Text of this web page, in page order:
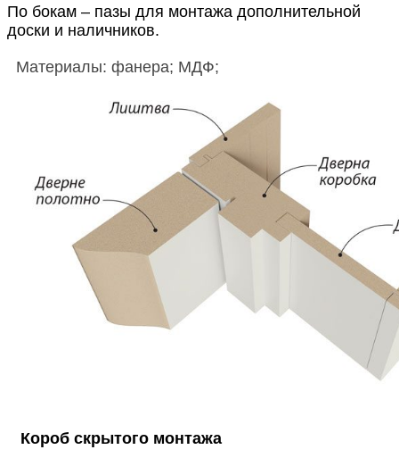
По бокам – пазы для монтажа дополнительной
доски и наличников.
Материалы: фанера; МДФ;
Короб скрытого монтажа